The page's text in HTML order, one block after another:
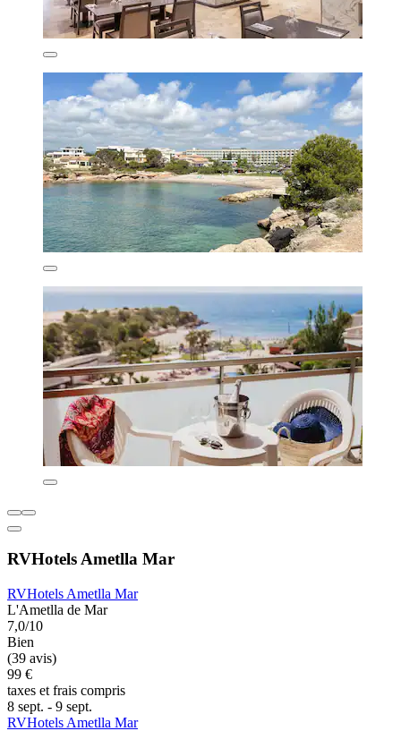
RVHotels Ametlla Mar
RVHotels Ametlla Mar
L'Ametlla de Mar
7,0/10
Bien
(39 avis)
99 €
taxes et frais compris
8 sept. - 9 sept.
RVHotels Ametlla Mar